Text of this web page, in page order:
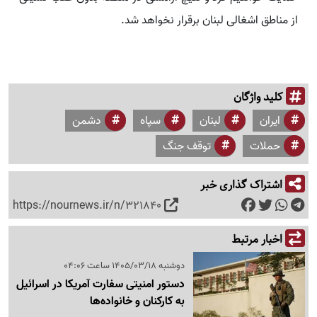
از مناطق اشغالی لبنان برقرار نخواهد شد.
کلید واژگان
ایران لبنان سپاه
دشمن
حملات
توقف جنگ
اشتراک گذاری خبر
https://nournews.ir/n/321840
اخبار مرتبط
دوشنبه 1405/03/18 ساعت 04:06
دستور امنیتی سفارت آمریکا در اسرائیل
به کارکنان و خانواده‌ها